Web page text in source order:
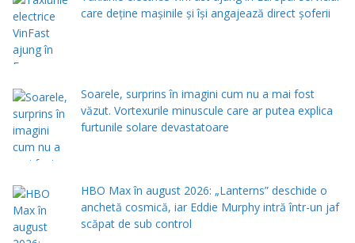
care deține mașinile și își angajează direct șoferii
Soarele, surprins în imagini cum nu a mai fost
văzut. Vortexurile minuscule care ar putea explica
furtunile solare devastatoare
HBO Max în august 2026: „Lanterns” deschide o
anchetă cosmică, iar Eddie Murphy intră într-un jaf
scăpat de sub control